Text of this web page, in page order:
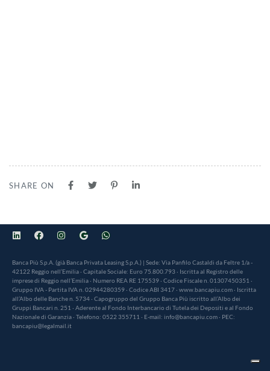
SHARE ON
Banca Più S.p.A. (già Banca Privata Leasing S.p.A.) | Sede: Via Panfilo Castaldi da Feltre 1/a -
42122 Reggio nell’Emilia · Capitale Sociale: Euro 75.800.793 · Iscritta al Registro delle
imprese di Reggio nell’Emilia · Numero REA RE 175539 · Codice Fiscale n. 01307450351 ·
Gruppo IVA - Partita IVA n. 02944280359 · Codice ABI 3417 · www.bancapiu.com · Iscritta
all’Albo delle Banche n. 5734 · Capogruppo del Gruppo Banca Più iscritto all’Albo dei
Gruppi Bancari n. 251 · Aderente al Fondo Interbancario di Tutela dei Depositi e al Fondo
Nazionale di Garanzia · Telefono: 0522 355711 · E-mail: info@bancapiu.com · PEC:
bancapiu@legalmail.it